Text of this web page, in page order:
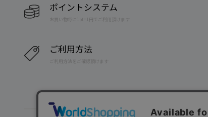
ポイントシステム
お買い物毎に1pt=1円でご利用頂けます
ご利用方法
ご利用方法をご確認頂けます